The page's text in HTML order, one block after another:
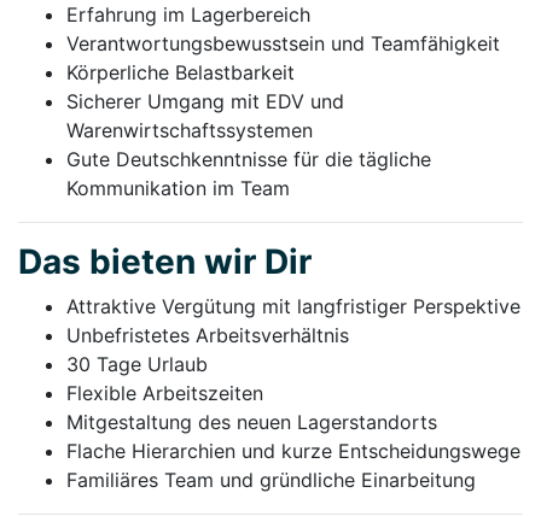
Erfahrung im Lagerbereich
Verantwortungsbewusstsein und Teamfähigkeit
Körperliche Belastbarkeit
Sicherer Umgang mit EDV und
Warenwirtschaftssystemen
Gute Deutschkenntnisse für die tägliche
Kommunikation im Team
Das bieten wir Dir
Attraktive Vergütung mit langfristiger Perspektive
Unbefristetes Arbeitsverhältnis
30 Tage Urlaub
Flexible Arbeitszeiten
Mitgestaltung des neuen Lagerstandorts
Flache Hierarchien und kurze Entscheidungswege
Familiäres Team und gründliche Einarbeitung